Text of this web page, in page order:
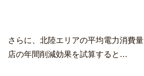
さらに、北陸エリアの平均電力消費
店の年間削減効果を試算すると…